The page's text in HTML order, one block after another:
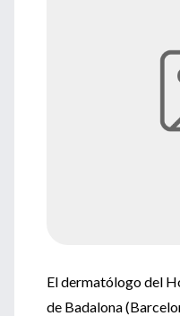
El dermatólogo del
de Badalona